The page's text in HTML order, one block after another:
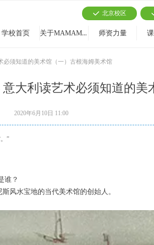
学校首页 关于MAMAMIA 师资力量
끳 北京校区
意大利读艺术必须知道的美
必须知道的美术馆（一）古根海姆美术馆
谁？
风水宝地的当代美术馆的创始人。
2020年6月10日 11:00
”